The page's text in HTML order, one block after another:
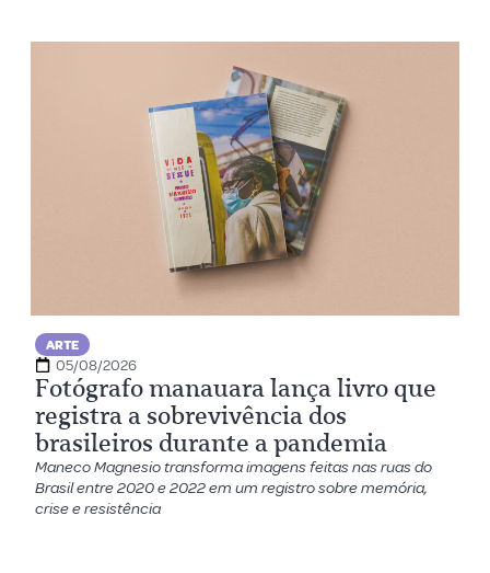
ARTE
05/08/2026
Fotógrafo manauara lança livro que
registra a sobrevivência dos
brasileiros durante a pandemia
Maneco Magnesio transforma imagens feitas nas ruas do
Brasil entre 2020 e 2022 em um registro sobre memória,
crise e resistência